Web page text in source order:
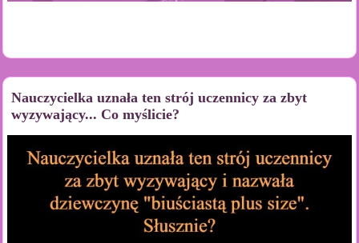
Nauczycielka uznała ten strój uczennicy za zbyt
wyzywający... Co myślicie?